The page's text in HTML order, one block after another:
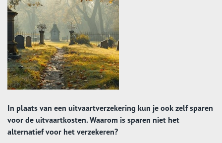
In plaats van een uitvaartverzekering kun je ook zelf sparen
voor de uitvaartkosten. Waarom is sparen niet het
alternatief voor het verzekeren?